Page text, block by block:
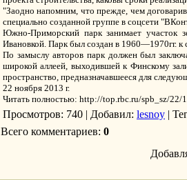
"Заодно напомним, что прежде, чем
специально созданной группе в соцсети
Южно-Приморский парк занимает участок
Ивановкой. Парк был создан в 1960—1970гг.
По замыслу авторов парк должен был
широкой аллеей, выходившей к Финскому
пространство, предназначавшееся для
22 ноября 2013 г.
Читать полностью: http://top.rbc.ru/spb_sz/22/
Просмотров: 740 | Добавил: lesnoy |
Всего комментариев: 0